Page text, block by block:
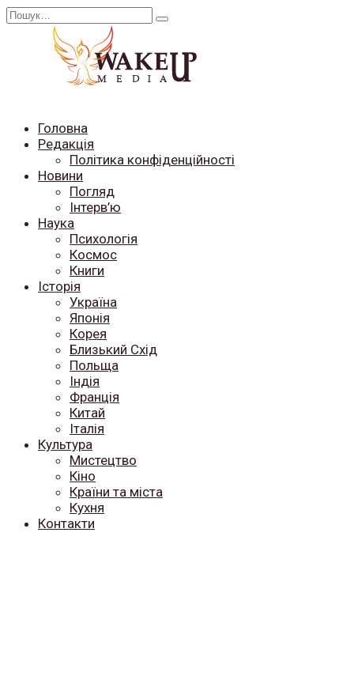
Перейти
Search
Головна
Редакція
Політика конфіденційності
Новини
Погляд
Інтерв’ю
Наука
Психологія
Космос
Книги
Історія
Україна
Японія
Корея
Близький Схід
Польща
Індія
Франція
Китай
Італія
Культура
Мистецтво
Кіно
Країни та міста
Кухня
Контакти